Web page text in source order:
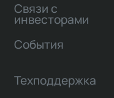
Связи с
инвесторами
События
Техподдержка